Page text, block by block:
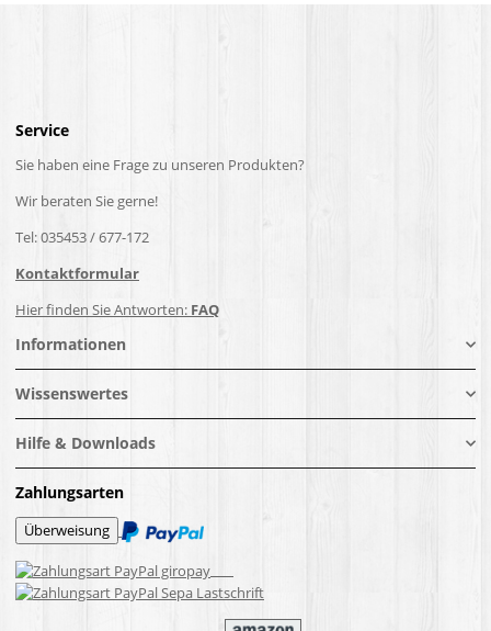
Service
Sie haben eine Frage zu unseren Produkten?
Wir beraten Sie gerne!
Tel: 035453 / 677-172
Kontaktformular
Hier finden Sie Antworten: FAQ
Informationen
Wissenswertes
Hilfe & Downloads
Zahlungsarten